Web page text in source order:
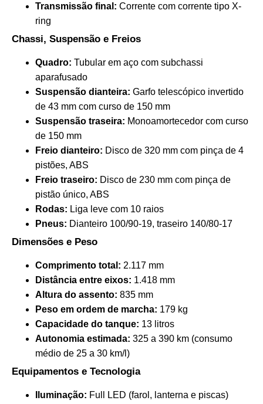
Transmissão final: Corrente com corrente tipo X-
ring​
Chassi, Suspensão e Freios
Quadro: Tubular em aço com subchassi
aparafusado
Suspensão dianteira: Garfo telescópico invertido
de 43 mm com curso de 150 mm
Suspensão traseira: Monoamortecedor com curso
de 150 mm
Freio dianteiro: Disco de 320 mm com pinça de 4
pistões, ABS
Freio traseiro: Disco de 230 mm com pinça de
pistão único, ABS
Rodas: Liga leve com 10 raios
Pneus: Dianteiro 100/90-19, traseiro 140/80-17​
Dimensões e Peso
Comprimento total: 2.117 mm
Distância entre eixos: 1.418 mm
Altura do assento: 835 mm
Peso em ordem de marcha: 179 kg
Capacidade do tanque: 13 litros
Autonomia estimada: 325 a 390 km (consumo
médio de 25 a 30 km/l)
Equipamentos e Tecnologia
Iluminação: Full LED (farol, lanterna e piscas)